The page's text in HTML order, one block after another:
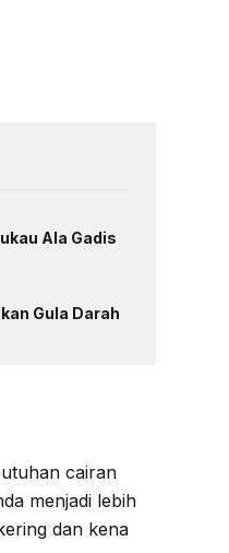
Ala Gadis
Gula Darah
cairan
menjadi lebih
dan kena